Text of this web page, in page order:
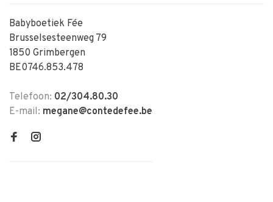
Babyboetiek Fée
Brusselsesteenweg 79
1850 Grimbergen
BE0746.853.478
Telefoon: 02/304.80.30
E-mail: megane@contedefee.be